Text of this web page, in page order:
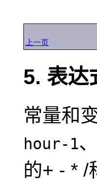
上一页
5. 表达
常量和
hour-1、
的+ - * /